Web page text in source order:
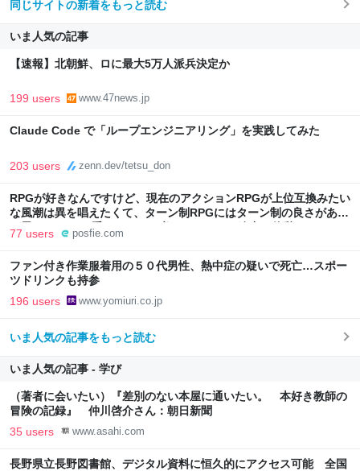
同じサイトの新着をもっと読む
いま人気の記事
【速報】北朝鮮、ロに最大5万人派兵決定か
199 users www.47news.jp
Claude Code で「ループエンジニアリング」を実践してみた
203 users zenn.dev/tetsu_don
RPGが好きなんですけど、現在のアクションRPGが上位互換みたい
な風潮は異を唱えたくて、ターン制RPGにはターン制の良さがある
と思ってます 一手をじっくり考えられたり、途中で休憩したりでき
るのがターン制の良さじゃないですか もっとターン制を煮詰めて欲
しい→「既出だと思うがここはオクトパストラベラーを推したい
(´・ω・｀)」
77 users posfie.com
ファン付き作業服着用の５０代男性、熱中症の疑いで死亡…スポー
ツドリンクも持参
196 users www.yomiuri.co.jp
いま人気の記事をもっと読む
いま人気の記事 - 学び
（著者に会いたい）『差別のない本屋に通いたい。 本好き教師の
冒険の記録』 仲川啓介さん：朝日新聞
35 users www.asahi.com
長野県立長野図書館、デジタル資料に恒久的にアクセス可能 全国